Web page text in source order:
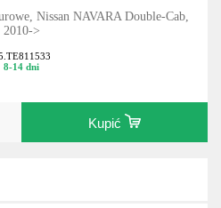
Nissan NAVARA Double-Cab,
2010->
8-14 dni
Kupić